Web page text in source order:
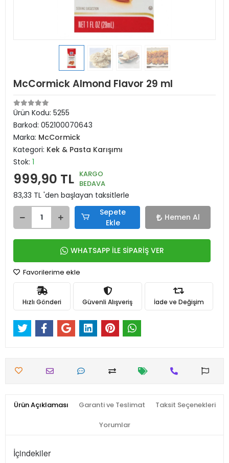
McCormick Almond Flavor 29 ml
Ürün Kodu: 5255
Barkod: 052100070643
Marka: McCormick
Kategori: Kek & Pasta Karışımı
Stok: 1
999,90 TL KARGO
BEDAVA
83,33 TL 'den başlayan taksitlerle
Sepete
Ekle
Hemen Al
WHATSAPP İLE SİPARİŞ VER
Favorilerime ekle
Hızlı Gönderi Güvenli Alışveriş İade ve Değişim
Ürün Açıklaması Garanti ve Teslimat Taksit Seçenekleri
Yorumlar
İçindekiler